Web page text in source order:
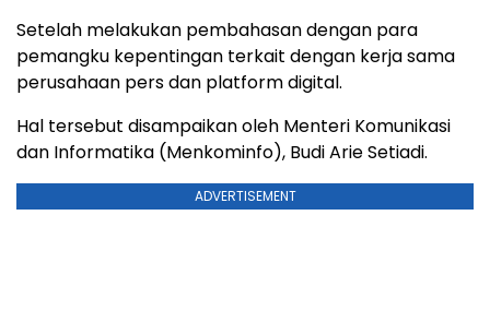
Setelah melakukan pembahasan dengan para
pemangku kepentingan terkait dengan kerja sama
perusahaan pers dan platform digital.
Hal tersebut disampaikan oleh Menteri Komunikasi
dan Informatika (Menkominfo), Budi Arie Setiadi.
ADVERTISEMENT